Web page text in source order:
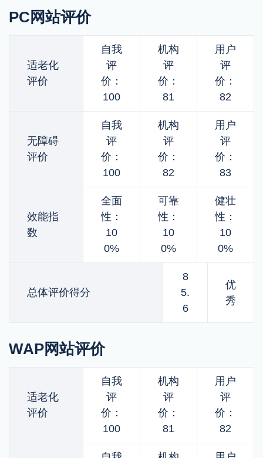
PC网站评价
适老化
评价
自我
评
价：
100
机构
评
价：
81
用户
评
价：
82
无障碍
评价
自我
评
价：
100
机构
评
价：
82
用户
评
价：
83
效能指
数
全面
性：
10
0%
可靠
性：
10
0%
健壮
性：
10
0%
总体评价得分
8
5.
6
优
秀
WAP网站评价
适老化
评价
自我
评
价：
100
机构
评
价：
81
用户
评
价：
82